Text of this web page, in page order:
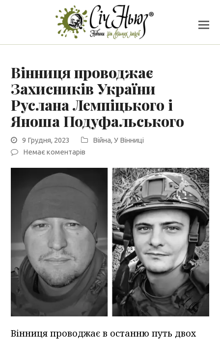
Вінниця проводжає
Захисників України
Руслана Лемпіцького і
Яноша Подуфальського
9 Грудня, 2023 Війна,У Вінниці
Немає коментарів
Вінниця проводжає в останню путь двох